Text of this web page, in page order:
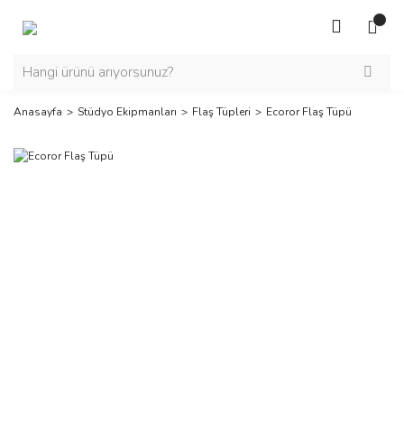
Anasayfa Stüdyo Ekipmanları Flaş Tüpleri Ecoror Flaş Tüpü